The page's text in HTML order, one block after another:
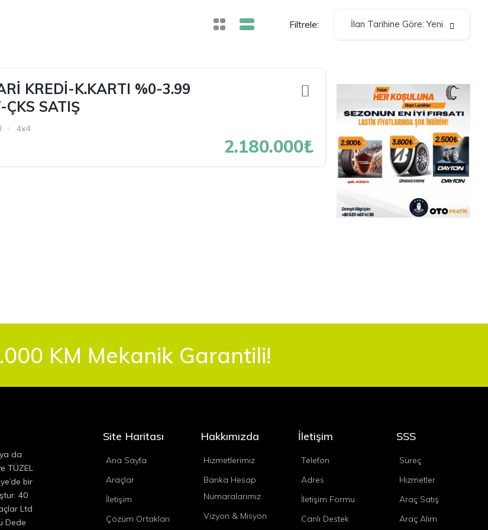
Filtrele: İlan Tarihine Göre: Yeni
KREDİ-K.KARTI %0-3.99
ÇKS SATIŞ
4x4
2.180.000₺
KM Mekanik Garantili!
da
TÜZEL
bir
40
Ltd
Dede
Site Haritası
Ana Sayfa
Araçlar
İletişim
Çözüm Ortakları
Hakkımızda
Hizmetlerimiz
Banka Hesap
Numaralarımız
Vizyon & Misyon
İletişim
Telefon
Adres
İletişim Formu
Canlı Destek
SSS
Süreç
Hizmetler
Araç Satış
Araç Alım